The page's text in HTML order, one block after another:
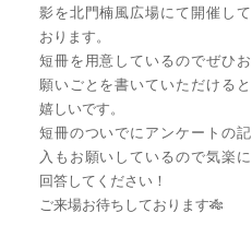
影を北門楠風広場にて開催して
おります。
短冊を用意しているのでぜひお
願いごとを書いていただけると
嬉しいです。
短冊のついでにアンケートの記
入もお願いしているので気楽に
回答してください！
ご来場お待ちしております🎋